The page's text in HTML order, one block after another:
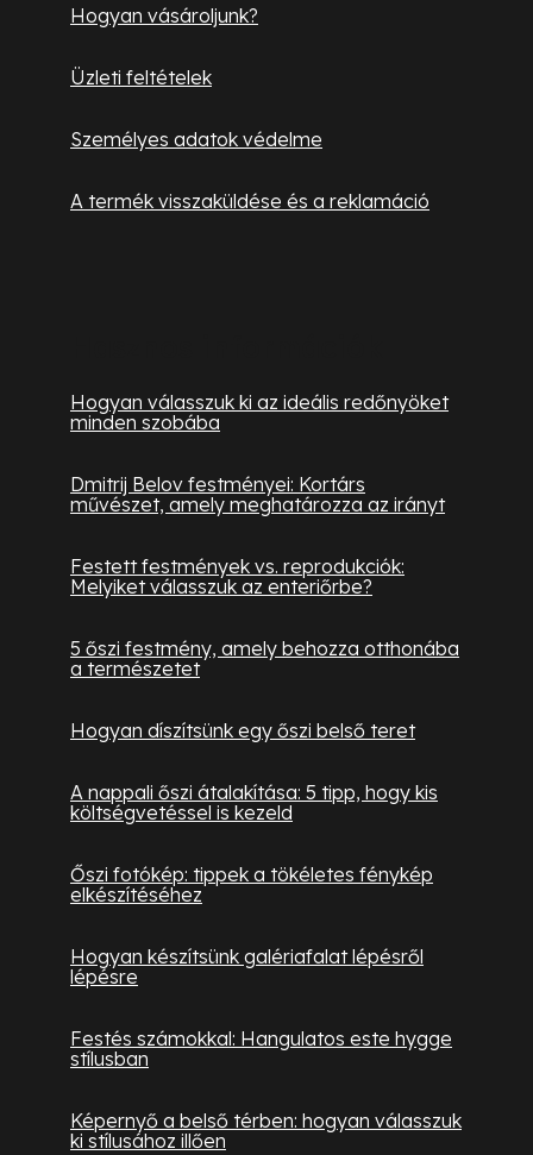
Hogyan vásároljunk?
Üzleti feltételek
Személyes adatok védelme
A termék visszaküldése és a reklamáció
Hogyan válasszuk ki az ideális redőnyöket
minden szobába
Dmitrij Belov festményei: Kortárs
művészet, amely meghatározza az irányt
Festett festmények vs. reprodukciók:
Melyiket válasszuk az enteriőrbe?
5 őszi festmény, amely behozza otthonába
a természetet
Hogyan díszítsünk egy őszi belső teret
A nappali őszi átalakítása: 5 tipp, hogy kis
költségvetéssel is kezeld
Őszi fotókép: tippek a tökéletes fénykép
elkészítéséhez
Hogyan készítsünk galériafalat lépésről
lépésre
Festés számokkal: Hangulatos este hygge
stílusban
Képernyő a belső térben: hogyan válasszuk
ki stílusához illően